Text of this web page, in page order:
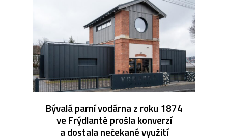
Bývalá parní vodárna z roku 1874
ve Frýdlantě prošla konverzí
a dostala nečekané využití